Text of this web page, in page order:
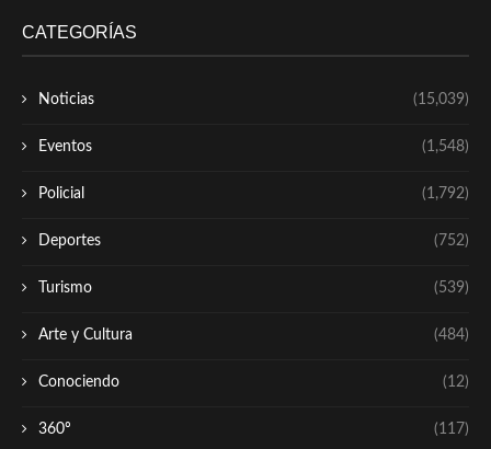
CATEGORÍAS
Noticias (15,039)
Eventos (1,548)
Policial (1,792)
Deportes (752)
Turismo (539)
Arte y Cultura (484)
Conociendo (12)
360º (117)